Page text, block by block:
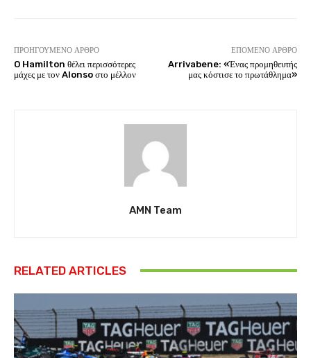
ΠΡΟΗΓΟΎΜΕΝΟ ΆΡΘΡΟ
O Hamilton θέλει περισσότερες
μάχες με τον Alonso στο μέλλον
ΕΠΌΜΕΝΟ ΆΡΘΡΟ
Arrivabene: «Ένας προμηθευτής
μας κόστισε το πρωτάθλημα»
AMN Team
RELATED ARTICLES